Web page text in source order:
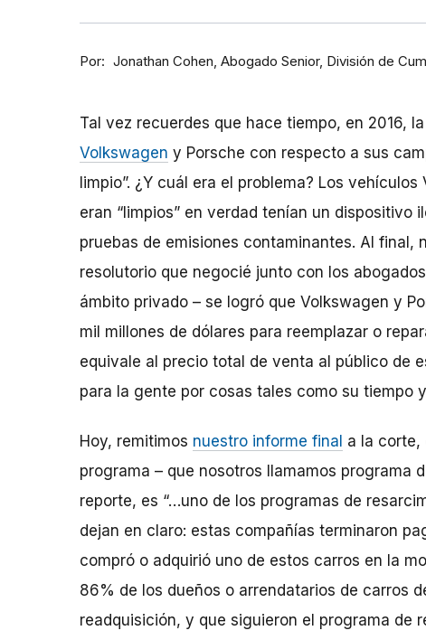
Por Jonathan Cohen Abogado Senior, División de
Tal vez recuerdes que hace tiempo, en 2016,
Volkswagen y Porsche con respecto a sus
limpio”. ¿Y cuál era el problema? Los
eran “limpios” en verdad tenían un dispositivo
pruebas de emisiones contaminantes. Al final,
resolutorio que negocié junto con los
ámbito privado – se logró que Volkswagen y
mil millones de dólares para reemplazar o
equivale al precio total de venta al público de
para la gente por cosas tales como su tiempo
Hoy, remitimos nuestro informe final a la corte,
programa – que nosotros llamamos programa
reporte, es “…uno de los programas de
dejan en claro: estas compañías terminaron
compró o adquirió uno de estos carros en la
86% de los dueños o arrendatarios de carros
readquisición, y que siguieron el programa de